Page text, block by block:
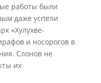
работы были
даже успели
«Хулухве-
и носорогов в
Слонов не
их